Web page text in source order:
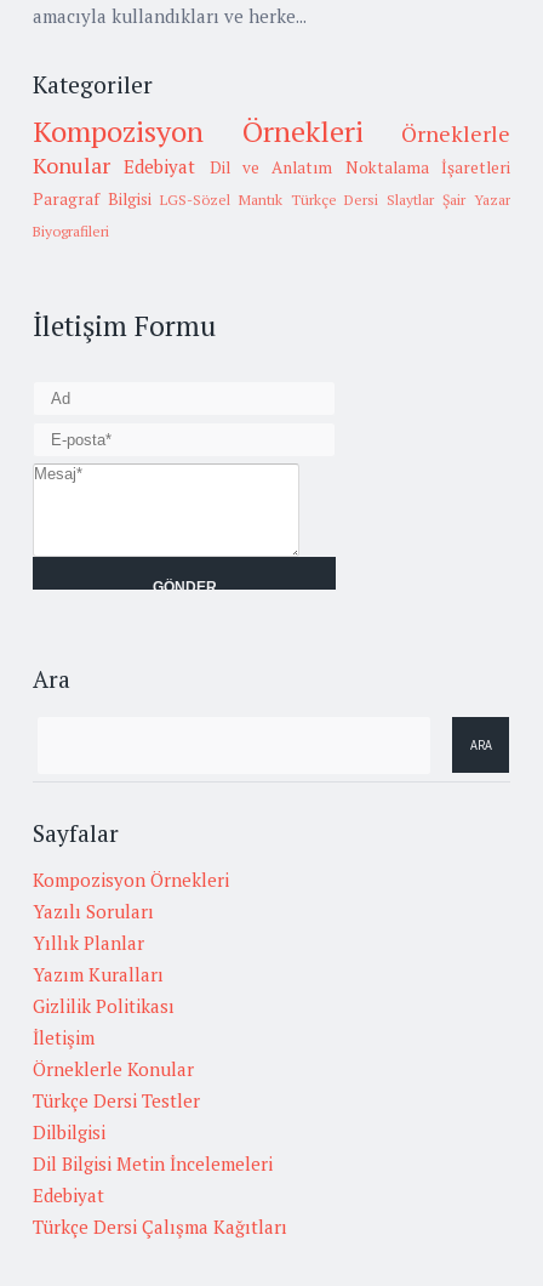
amacıyla kullandıkları ve herke...
Kategoriler
Kompozisyon Örnekleri
Örneklerle
Konular Edebiyat Dil ve Anlatım
Noktalama İşaretleri
Paragraf Bilgisi LGS-Sözel Mantık Türkçe Dersi Slaytlar Şair Yazar
Biyografileri
İletişim Formu
Ara
Sayfalar
Kompozisyon Örnekleri
Yazılı Soruları
Yıllık Planlar
Yazım Kuralları
Gizlilik Politikası
İletişim
Örneklerle Konular
Türkçe Dersi Testler
Dilbilgisi
Dil Bilgisi Metin İncelemeleri
Edebiyat
Türkçe Dersi Çalışma Kağıtları